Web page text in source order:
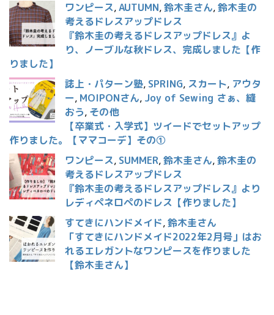
ワンピース,AUTUMN,鈴木圭さん,鈴木圭の
考えるドレスアップドレス
『鈴木圭の考えるドレスアップドレス』よ
り、ノーブルな秋ドレス、完成しました【作
りました】
誌上・パターン塾, SPRING, スカート, アウタ
ー, MOIPONさん, Joy of Sewing さぁ、縫
おう, その他
【卒業式・入学式】ツイードでセットアップ
作りました。【ママコーデ】その①
ワンピース, SUMMER,鈴木圭さん,鈴木圭の
考えるドレスアップドレス
『鈴木圭の考えるドレスアップドレス』より
レディペネロペのドレス【作りました】
すてきにハンドメイド,鈴木圭さん
「すてきにハンドメイド2022年2月号」はお
れるエレガントなワンピースを作りました
【鈴木圭さん】